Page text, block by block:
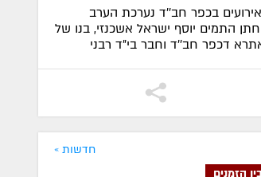
בכפר חב''ד נערכת הערב
התמים יוסף ישראל אשכנזי, בנו של
דכפר חב''ד וחבר בי"ד רבני
חדשות »
הזמנים